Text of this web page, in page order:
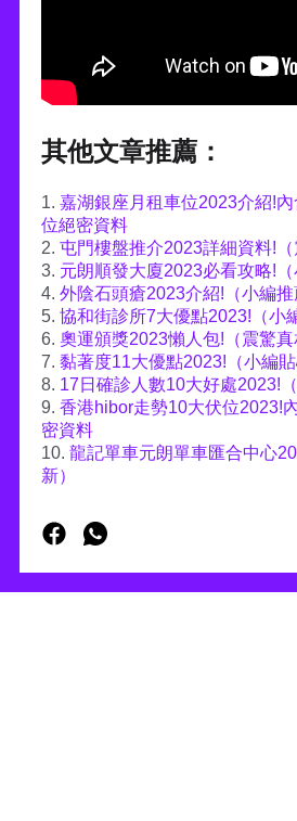
其他文章推薦：
1. 嘉湖銀座月租車位2023介紹!
位絕密資料
2. 屯門樓盤推介2023詳細資料!（
3. 元朗順發大廈2023必看攻略!（
4. 外陰石頭瘡2023介紹!（小編推
5. 協和街診所7大優點2023!（小
6. 奧運頒獎2023懶人包!（震驚真
7. 黏著度11大優點2023!（小編貼
8. 17日確診人數10大好處2023!（
9. 香港hibor走勢10大伏位2023!
密資料
10. 龍記單車元朗單車匯合中心
新）